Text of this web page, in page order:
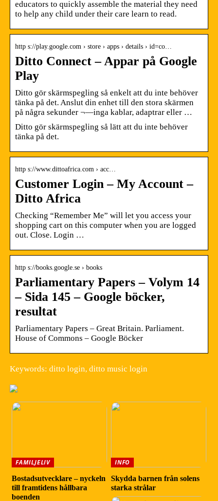
educators to quickly assemble the material they need
to help any child under their care learn to read.
http s://play.google.com › store › apps › details › id=co…
Ditto Connect – Appar på Google
Play
Ditto gör skärmspegling så enkelt att du inte behöver
tänka på det. Anslut din enhet till den stora skärmen
på några sekunder ¬—inga kablar, adaptrar eller …
Ditto gör skärmspegling så lätt att du inte behöver
tänka på det.
http s://www.dittoafrica.com › acc…
Customer Login – My Account –
Ditto Africa
Checking “Remember Me” will let you access your
shopping cart on this computer when you are logged
out. Close. Login …
http s://books.google.se › books
Parliamentary Papers – Volym 14
– Sida 145 – Google böcker,
resultat
Parliamentary Papers – Great Britain. Parliament.
House of Commons – Google Böcker
Keywords: ditto login, ditto music login
FAMILJELIV
Bostadsutvecklare – nyckeln
till framtidens hållbara
boenden
INFO
Skydda barnen från solens
starka strålar